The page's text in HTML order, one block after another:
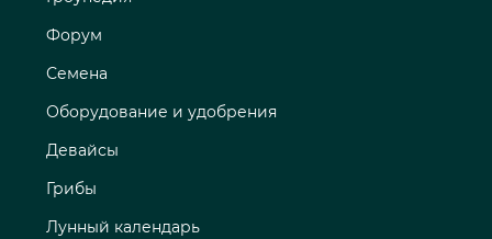
Форум
Семена
Оборудование и удобрения
Девайсы
Грибы
Лунный календарь